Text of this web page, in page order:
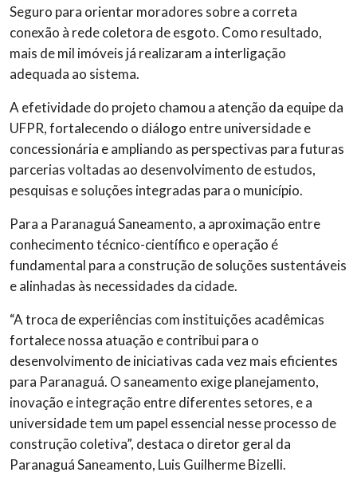
Seguro para orientar moradores sobre a correta
conexão à rede coletora de esgoto. Como resultado,
mais de mil imóveis já realizaram a interligação
adequada ao sistema.
A efetividade do projeto chamou a atenção da equipe da
UFPR, fortalecendo o diálogo entre universidade e
concessionária e ampliando as perspectivas para futuras
parcerias voltadas ao desenvolvimento de estudos,
pesquisas e soluções integradas para o município.
Para a Paranaguá Saneamento, a aproximação entre
conhecimento técnico-científico e operação é
fundamental para a construção de soluções sustentáveis
e alinhadas às necessidades da cidade.
“A troca de experiências com instituições acadêmicas
fortalece nossa atuação e contribui para o
desenvolvimento de iniciativas cada vez mais eficientes
para Paranaguá. O saneamento exige planejamento,
inovação e integração entre diferentes setores, e a
universidade tem um papel essencial nesse processo de
construção coletiva”, destaca o diretor geral da
Paranaguá Saneamento, Luis Guilherme Bizelli.